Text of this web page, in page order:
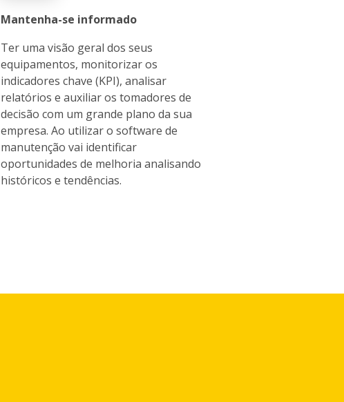
Mantenha-se informado
Ter uma visão geral dos seus
equipamentos, monitorizar os
indicadores chave (KPI), analisar
relatórios e auxiliar os tomadores de
decisão com um grande plano da sua
empresa. Ao utilizar o software de
manutenção vai identificar
oportunidades de melhoria analisando
históricos e tendências.